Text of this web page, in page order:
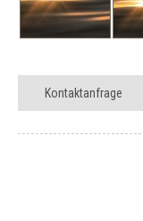
Kontaktanfrage